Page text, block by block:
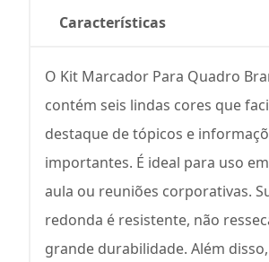
Características
O Kit Marcador Para Quadro
contém seis lindas cores que
destaque de tópicos e
importantes. É ideal para uso
aula ou reuniões corporativas.
redonda é resistente, não
grande durabilidade. Além